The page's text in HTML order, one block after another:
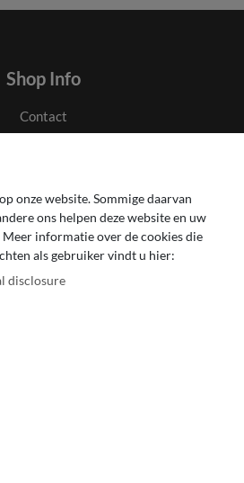
Shop Info
Contact
Impressum
voor verbruiker
en levering
Fashion Store
onze website. Sommige daarvan
ons helpen deze website en uw
informatie over de cookies die
als gebruiker vindt u hier:
disclosure